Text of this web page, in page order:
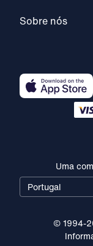
Sobre nós
Uma
Portugal
© 1994-